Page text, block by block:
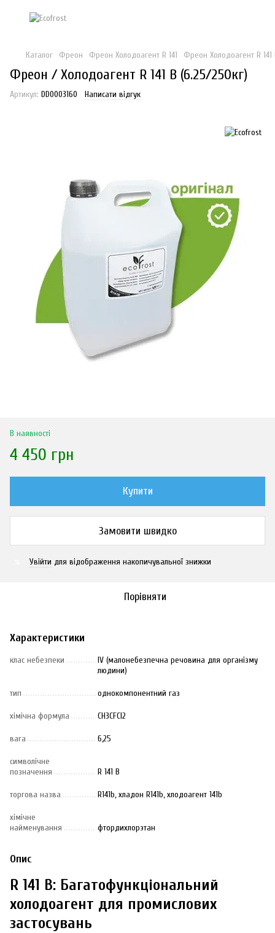
Каталог Фреон Фреон Холодоагент R 141 Фреон Холодоагент R
Фреон / Холодоагент R 141 В (6.25/250кг)
Артикул: DD0003160 Написати відгук
В наявності
4 450 грн
Купити
Замовити швидко
Увійти для відображення накопичувальної знижки
Порівняти
Характеристики
клас небезпеки
IV (малонебезпечна речовина для організму
людини)
тип однокомпонентний газ
хімічна формула CH3CFCl2
вага 6,25
символічне
позначення
R 141 B
торгова назва R141b, хладон R141b, хлодоагент 141b
хімічне
найменування
фтордихлорэтан
Опис
R 141 B: Багатофункціональний
холодоагент для промислових
застосувань